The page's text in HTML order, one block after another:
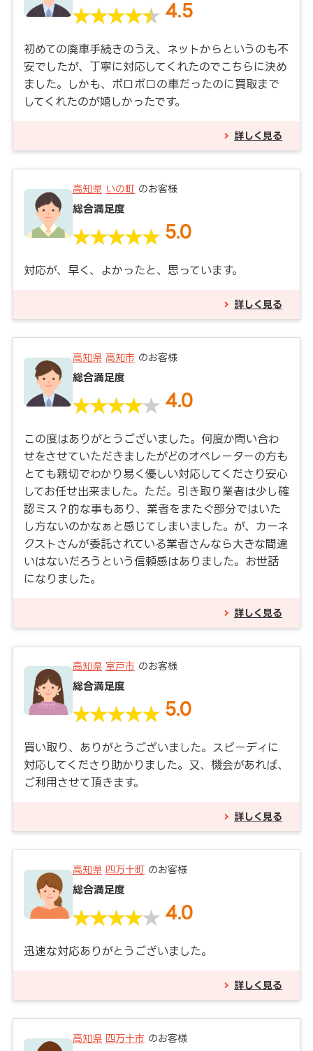
4.5
初めての廃車手続きのうえ、ネットからというのも不
安でしたが、丁寧に対応してくれたのでこちらに決め
ました。しかも、ボロボロの車だったのに買取まで
してくれたのが嬉しかったです。
詳しく見る
高知県 いの町 のお客様
総合満足度
5.0
対応が、早く、よかったと、思っています。
詳しく見る
高知県 高知市 のお客様
総合満足度
4.0
この度はありがとうございました。何度か問い合わ
せをさせていただきましたがどのオペレーターの方も
とても親切でわかり易く優しい対応してくださり安心
してお任せ出来ました。ただ。引き取り業者は少し確
認ミス？的な事もあり、業者をまたぐ部分ではいた
し方ないのかなぁと感じてしまいました。が、カーネ
クストさんが委託されている業者さんなら大きな間違
いはないだろうという信頼感はありました。お世話
になりました。
詳しく見る
高知県 室戸市 のお客様
総合満足度
5.0
買い取り、ありがとうございました。スピーディに
対応してくださり助かりました。又、機会があれば、
ご利用させて頂きます。
詳しく見る
高知県 四万十町 のお客様
総合満足度
4.0
迅速な対応ありがとうございました。
詳しく見る
高知県 四万十市 のお客様